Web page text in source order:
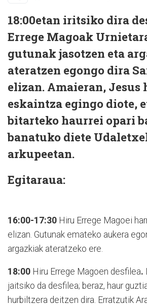
18:00etan iritsiko dira
Errege Magoak
gutunak jasotzen eta
ateratzen egongo dira
elizan. Amaieran,
eskaintza egingo diote,
bitarteko haurrei opari
banatuko diete
arkupeetan.
Egitaraua:
16:00-17:30 Hiru Errege Magoei
elizan. Gutunak emateko aukera
argazkiak ateratzeko ere.
18:00 Hiru Errege Magoen desfilea.
jaitsiko da desfilea; beraz, haur
hurbiltzera deitzen dira. Erratzutik